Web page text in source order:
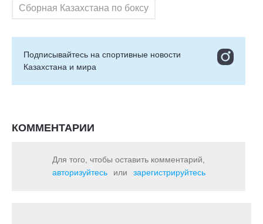
Сборная Казахстана по боксу
Подписывайтесь на cпортивные новости
Казахстана и мира
КОММЕНТАРИИ
Для того, чтобы оставить комментарий,
авторизуйтесь
или зарегистрируйтесь